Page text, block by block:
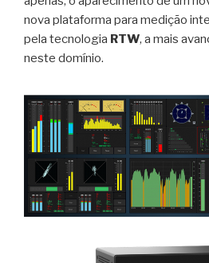
nova plataforma para medição
pela tecnologia RTW, a mais
neste domínio.